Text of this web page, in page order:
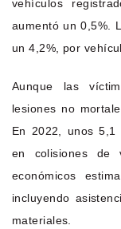
vehículos
aumentó un 0,5%.
un 4,2%, por
Aunque las
lesiones no
En 2022, unos 5,1
en colisiones de
económicos
incluyendo
materiales.